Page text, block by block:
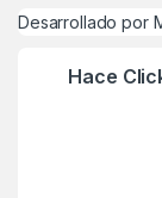
Desarrollado por
Hace